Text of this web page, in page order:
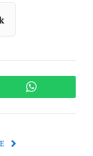
WhatsApp